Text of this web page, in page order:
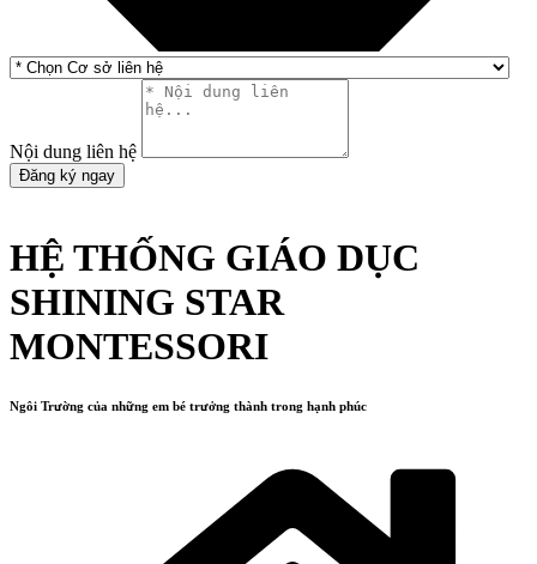
Nội dung liên hệ
Đăng ký ngay
HỆ THỐNG GIÁO DỤC
SHINING STAR
MONTESSORI
Ngôi Trường của những em bé trưởng thành trong hạnh phúc